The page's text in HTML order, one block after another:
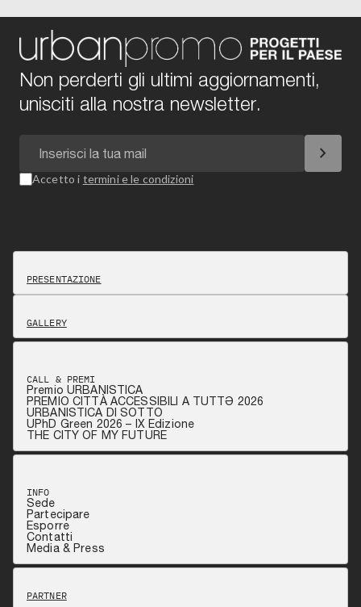
Non perderti gli ultimi aggiornamenti,
unisciti alla nostra newsletter.
chevron_right
Accetto i termini e le condizioni
PRESENTAZIONE
GALLERY
CALL & PREMI
Premio URBANISTICA
PREMIO CITTÀ ACCESSIBILI A TUTTƏ 2026
URBANISTICA DI SOTTO
UPhD Green 2026 – IX Edizione
THE CITY OF MY FUTURE
INFO
Sede
Partecipare
Esporre
Contatti
Media & Press
PARTNER